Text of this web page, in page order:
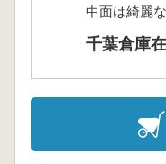
中面は綺麗
千葉倉庫